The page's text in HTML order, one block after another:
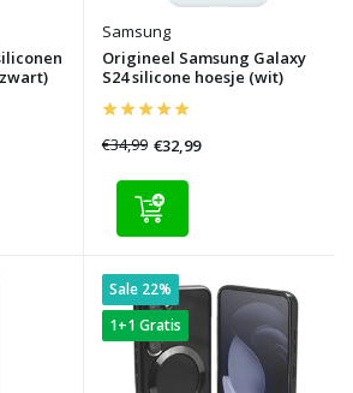
Samsung
Origineel Samsung Galaxy
S24 silicone hoesje (wit)
€34,99 €32,99
Sale 22%
1+1 Gratis